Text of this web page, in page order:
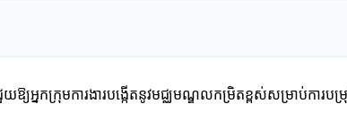
យអ្នកក្រុមការងារបង្កើតនូវមជ្ឈមណ្ឌលកម្រិតខ្ពស់សម្រាប់កា